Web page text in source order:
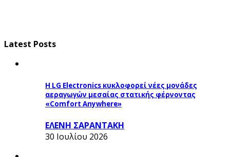
Latest Posts
Η LG Electronics κυκλοφορεί νέες μονάδες
αεραγωγών μεσαίας στατικής φέρνοντας
«Comfort Anywhere»
ΕΛΕΝΗ ΣΑΡΑΝΤΑΚΗ
30 Ιουλίου 2026